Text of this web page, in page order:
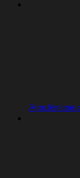
Ajouter une